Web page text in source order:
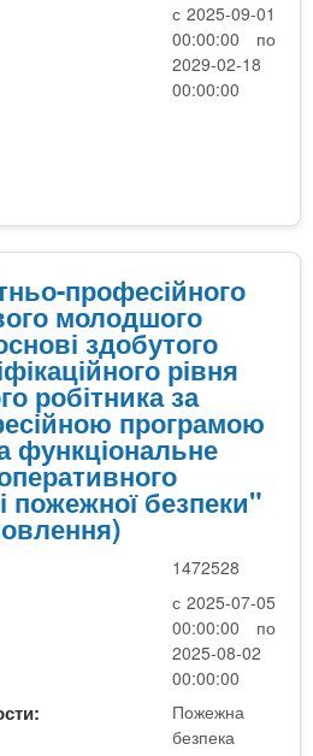
с 2025-09-01
00:00:00 по
2029-02-18
00:00:00
професійного
молодшого
здобутого
рівня
робітника за
програмою
функціональне
пожежної безпеки"
1472528
с 2025-07-05
00:00:00 по
2025-08-02
00:00:00
Пожежна
безпека